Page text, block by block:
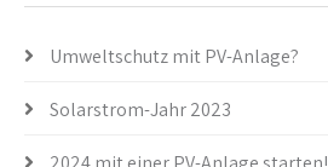
Umweltschutz mit PV-Anlage?
Solarstrom-Jahr 2023